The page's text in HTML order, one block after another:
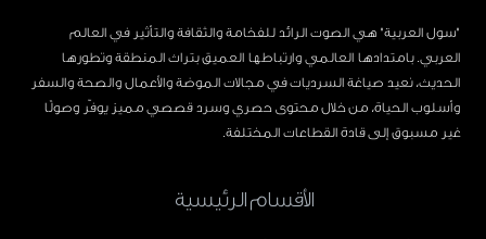
"سول العربية" هي الصوت الرائد للفخامة والثقافة والتأثير في العالم
العربي. بامتدادها العالمي وارتباطها العميق بتراث المنطقة وتطورها
الحديث، نعيد صياغة السرديات في مجالات الموضة والأعمال والصحة والسفر
وأسلوب الحياة، من خلال محتوى حصري وسرد قصصي مميز يوفّر وصولًا
غير مسبوق إلى قادة القطاعات المختلفة.
الأقسام الرئيسية